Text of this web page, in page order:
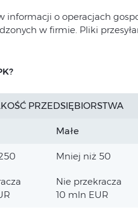
informacji o operacjach
w firmie. Pliki
PRZEDSIĘBIORSTWA
Małe
Mniej niż 50
Nie przekracza
10 mln EUR